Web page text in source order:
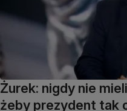
Żurek: nigdy nie
żeby prezydent tak